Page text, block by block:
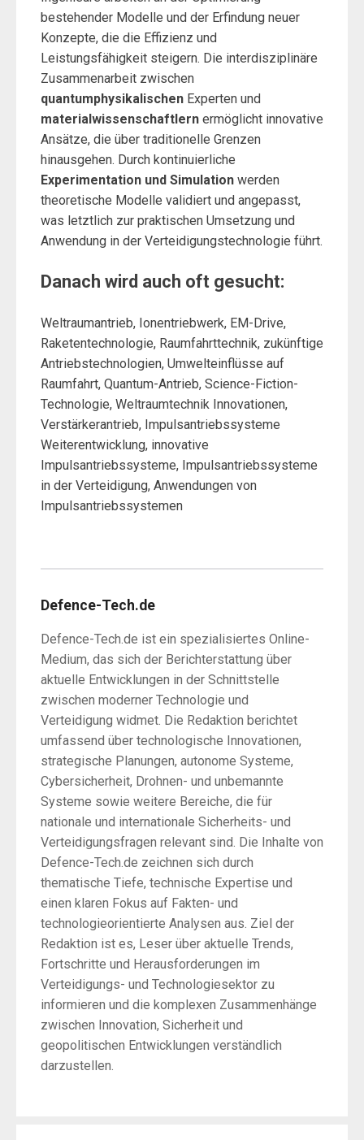
bestehender Modelle und der Erfindung neuer
Konzepte, die die Effizienz und
Leistungsfähigkeit steigern. Die interdisziplinäre
Zusammenarbeit zwischen
quantumphysikalischen Experten und
materialwissenschaftlern ermöglicht innovative
Ansätze, die über traditionelle Grenzen
hinausgehen. Durch kontinuierliche
Experimentation und Simulation werden
theoretische Modelle validiert und angepasst,
was letztlich zur praktischen Umsetzung und
Anwendung in der Verteidigungstechnologie führt.
Danach wird auch oft gesucht:
Weltraumantrieb, Ionentriebwerk, EM-Drive,
Raketentechnologie, Raumfahrttechnik, zukünftige
Antriebstechnologien, Umwelteinflüsse auf
Raumfahrt, Quantum-Antrieb, Science-Fiction-
Technologie, Weltraumtechnik Innovationen,
Verstärkerantrieb, Impulsantriebssysteme
Weiterentwicklung, innovative
Impulsantriebssysteme, Impulsantriebssysteme
in der Verteidigung, Anwendungen von
Impulsantriebssystemen
Defence-Tech.de
Defence-Tech.de ist ein spezialisiertes Online-
Medium, das sich der Berichterstattung über
aktuelle Entwicklungen in der Schnittstelle
zwischen moderner Technologie und
Verteidigung widmet. Die Redaktion berichtet
umfassend über technologische Innovationen,
strategische Planungen, autonome Systeme,
Cybersicherheit, Drohnen- und unbemannte
Systeme sowie weitere Bereiche, die für
nationale und internationale Sicherheits- und
Verteidigungsfragen relevant sind. Die Inhalte von
Defence-Tech.de zeichnen sich durch
thematische Tiefe, technische Expertise und
einen klaren Fokus auf Fakten- und
technologieorientierte Analysen aus. Ziel der
Redaktion ist es, Leser über aktuelle Trends,
Fortschritte und Herausforderungen im
Verteidigungs- und Technologiesektor zu
informieren und die komplexen Zusammenhänge
zwischen Innovation, Sicherheit und
geopolitischen Entwicklungen verständlich
darzustellen.